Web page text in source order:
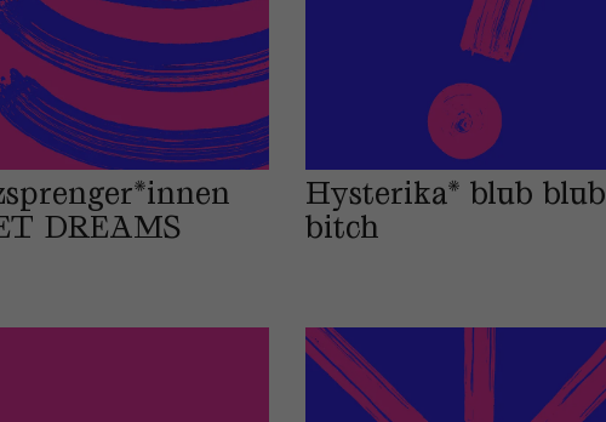
DREAMS
Hysterika* blub blub
bitch